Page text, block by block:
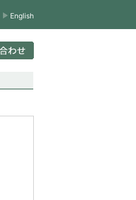
English